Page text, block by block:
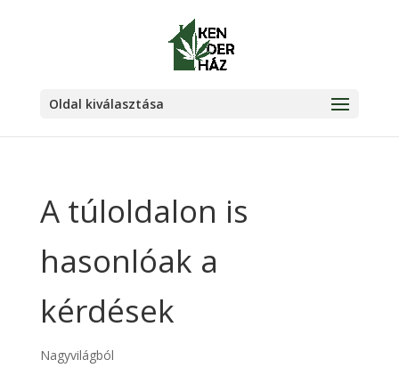
Oldal kiválasztása
A túloldalon is
hasonlóak a
kérdések
Nagyvilágból